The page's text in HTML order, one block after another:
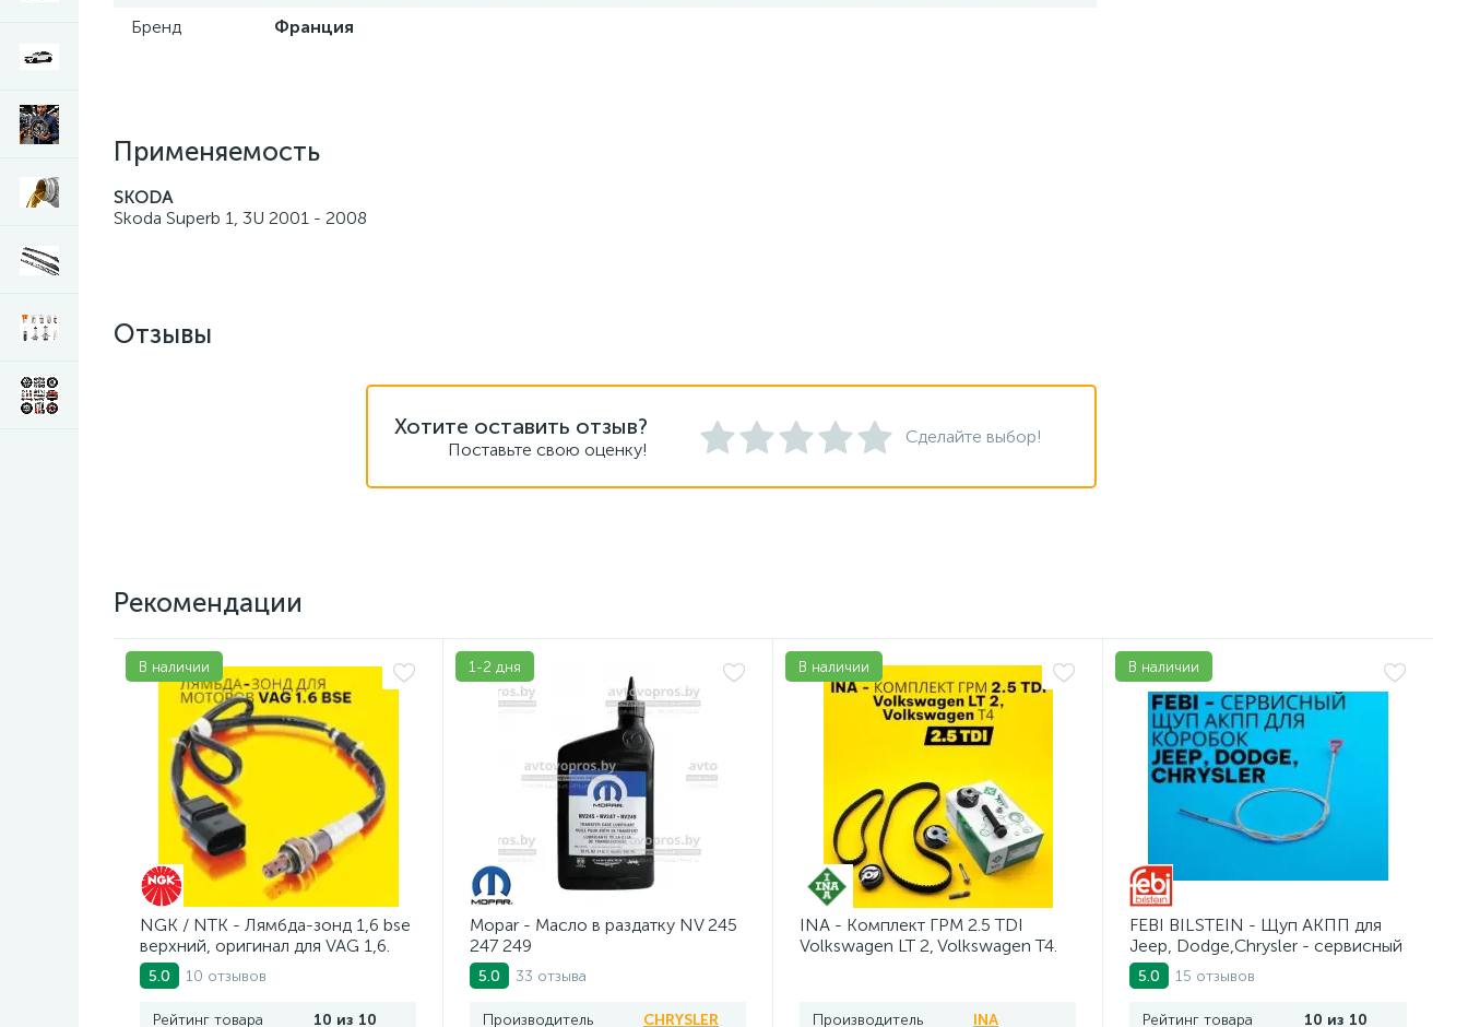
Бренд
Франция
Применяемость
SKODA
Skoda Superb 1, 3U 2001 - 2008
Отзывы
Хотите оставить отзыв?
Поставьте свою оценку!
Сделайте выбор!
Рекомендации
В наличии
NGK / NTK - Лямбда-зонд 1,6 bse
верхний, оригинал для VAG 1,6.
Арт. AV2016BSE
5.0 10 отзывов
Рейтинг товара
10 из 10
1-2 дня
Mopar - Масло в раздатку NV 245
247 249
5.0 33 отзыва
Производитель
CHRYSLER
В наличии
INA - Комплект ГРМ 2.5 TDI
Volkswagen LT 2, Volkswagen Т4.
Производитель
INA
В наличии
FEBI BILSTEIN - Щуп АКПП для
Jeep, Dodge,Chrysler - сервисный
инструмент. AV10JDC
5.0 15 отзывов
Рейтинг товара 10 из 10